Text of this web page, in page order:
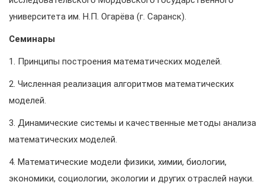
университета им. Н.П. Огарёва (г. Саранск).
Семинары
1. Принципы построения математических моделей.
2. Численная реализация алгоритмов математических
моделей.
3. Динамические системы и качественные методы анализа
математических моделей.
4. Математические модели физики, химии, биологии,
экономики, социологии, экологии и других отраслей науки.